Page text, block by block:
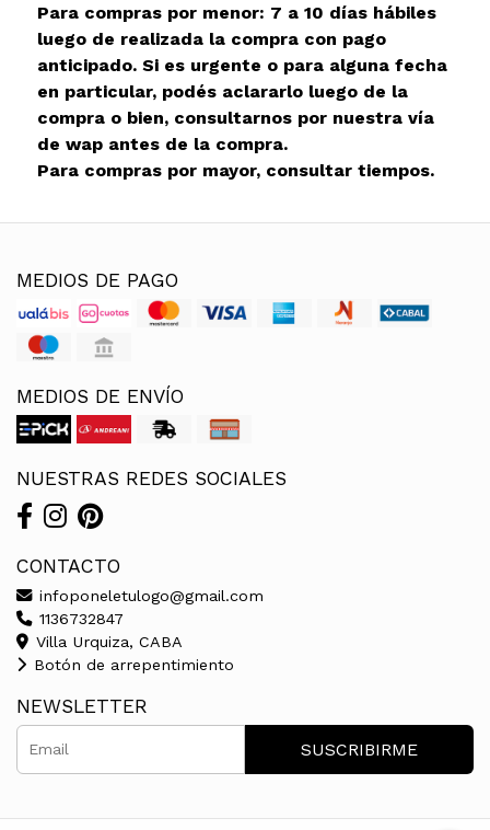
Para compras por menor: 7 a 10 días hábiles
luego de realizada la compra con pago
anticipado. Si es urgente o para alguna fecha
en particular, podés aclararlo luego de la
compra o bien, consultarnos por nuestra vía
de wap antes de la compra.
Para compras por mayor, consultar tiempos.
MEDIOS DE PAGO
MEDIOS DE ENVÍO
NUESTRAS REDES SOCIALES
CONTACTO
infoponeletulogo@gmail.com
1136732847
Villa Urquiza, CABA
Botón de arrepentimiento
NEWSLETTER
SUSCRIBIRME